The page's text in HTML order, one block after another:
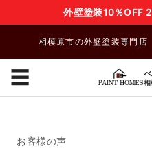
外壁塗装10％
相模原市の外壁塗装専門店
相
☰
お客様の声